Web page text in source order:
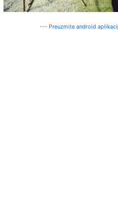
--- Preuzmite android